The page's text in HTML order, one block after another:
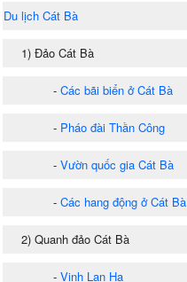
Du lịch Cát Bà
1) Đảo Cát Bà
- Các bãi biển ở Cát Bà
- Pháo đài Thần Công
- Vườn quốc gia Cát Bà
- Các hang động ở Cát Bà
2) Quanh đảo Cát Bà
- Vịnh Lan Hạ